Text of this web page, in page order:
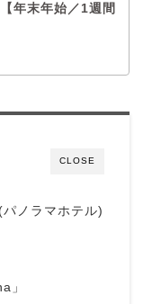
年末年始／1週間
CLOSE
ノラマホテル)
」